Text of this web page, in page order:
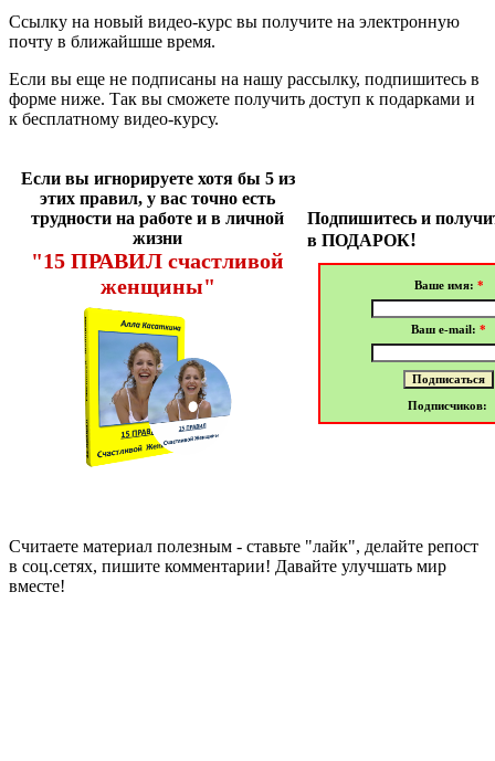
Ссылку на новый видео-курс вы получите на электронную
почту в ближайшше время.
Если вы еще не подписаны на нашу рассылку, подпишитесь в
форме ниже. Так вы сможете получить доступ к подарками и
к бесплатному видео-курсу.
Если вы игнорируете хотя бы 5 из
этих правил, у вас точно есть
трудности на работе и в личной
жизни
"15 ПРАВИЛ счастливой
женщины"
Подпишитесь и
в ПОДАРОК!
Считаете материал полезным - ставьте "лайк", делайте репост
в соц.сетях, пишите комментарии! Давайте улучшать мир
вместе!